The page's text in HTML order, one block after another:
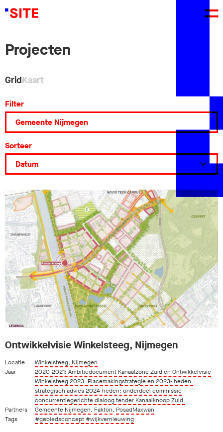
Projecten
GridKaart
Filter
Sorteer
Ontwikkelvisie Winkelsteeg, Nijmegen
Locatie
Winkelsteeg, Nijmegen
Jaar
2020-2021: Ambitiedocument Kanaalzone Zuid en Ontwikkelvisie
Winkelsteeg 2023: Placemakingstrategie en 2023- heden:
strategisch advies 2024-heden: onderdeel commissie
concurrentiegerichte dialoog tender Kanaalknoop Zuid.
Partners
Gemeente Nijmegen, Fakton, PosadMaxwan
Tags
#gebiedsconcept#wijkvernieuwing